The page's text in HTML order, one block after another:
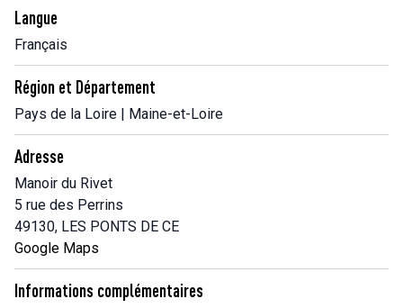
Langue
Français
Région et Département
Pays de la Loire | Maine-et-Loire
Adresse
Manoir du Rivet
5 rue des Perrins
49130, LES PONTS DE CE
Google Maps
Informations complémentaires